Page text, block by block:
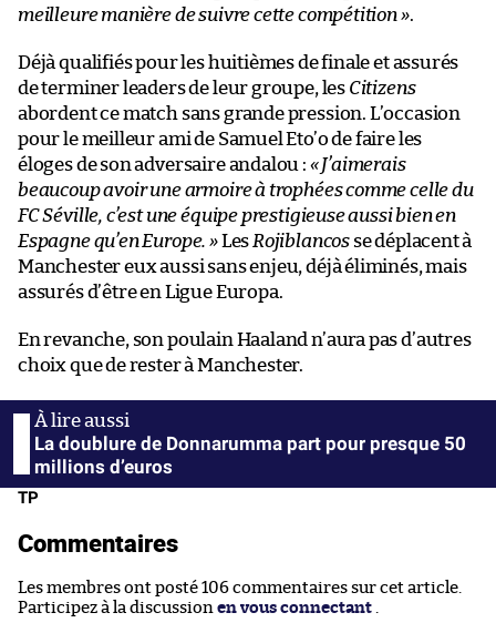
meilleure manière de suivre cette compétition ».
Déjà qualifiés pour les huitièmes de finale et assurés
de terminer leaders de leur groupe, les Citizens
abordent ce match sans grande pression. L’occasion
pour le meilleur ami de Samuel Eto’o de faire les
éloges de son adversaire andalou : « J’aimerais
beaucoup avoir une armoire à trophées comme celle du
FC Séville, c’est une équipe prestigieuse aussi bien en
Espagne qu’en Europe. »Les Rojiblancos se déplacent à
Manchester eux aussi sans enjeu, déjà éliminés, mais
assurés d’être en Ligue Europa.
En revanche, son poulain Haaland n’aura pas d’autres
choix que de rester à Manchester.
La doublure de Donnarumma part pour presque 50
millions d’euros
TP
Commentaires
Les membres ont posté 106 commentaires sur cet article.
Participez à la discussion en vous connectant